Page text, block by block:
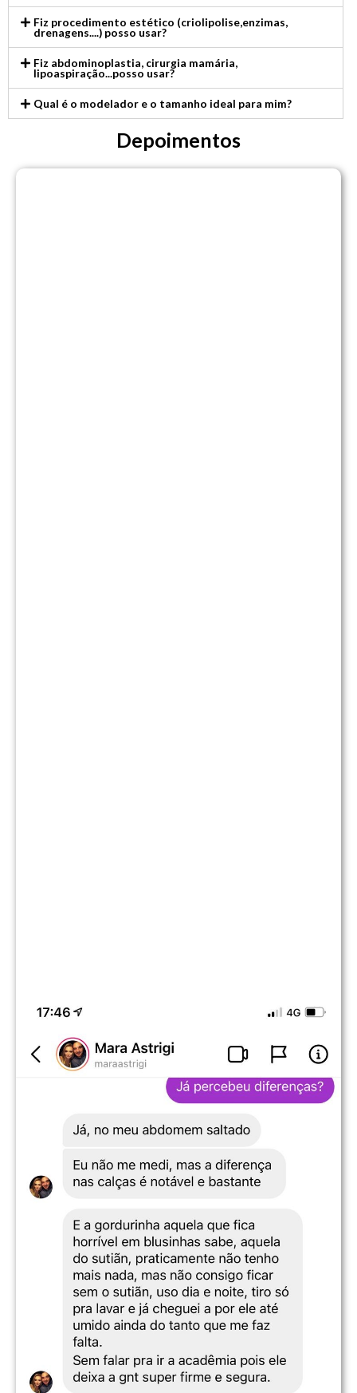
Fiz procedimento estético (criolipolise,enzimas,
drenagens....) posso usar?
Fiz abdominoplastia, cirurgia mamária,
lipoaspiração...posso usar?
Qual é o modelador e o tamanho ideal para mim?
Depoimentos